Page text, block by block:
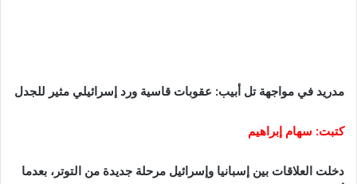
مدريد في مواجهة تل أبيب: عقوبات قاسية ورد إسرائيلي مثير للجدل
كتبت: سهام إبراهيم
دخلت العلاقات بين إسبانيا وإسرائيل مرحلة جديدة من التوتر، بعدما